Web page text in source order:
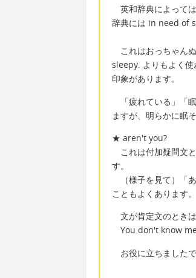
英和辞典によって
辞典には in need of
これはおっちゃん
sleepy. よりもよく
印象があります。
「疲れている」「
ますが、明らかに眠
★ aren't you?
これは付加疑問文
す。
（様子を見て）「
こともよくあります。
文が肯定文のとき
You don't know
お役に立ちましたで